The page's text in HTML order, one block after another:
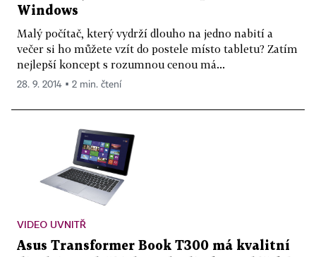
Windows
Malý počítač, který vydrží dlouho na jedno nabití a
večer si ho můžete vzít do postele místo tabletu? Zatím
nejlepší koncept s rozumnou cenou má...
28. 9. 2014 ▪ 2 min. čtení
VIDEO UVNITŘ
Asus Transformer Book T300 má kvalitní